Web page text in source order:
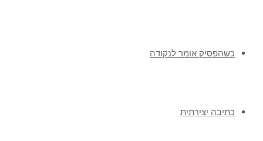
כשהפסיק אומר לנקודה
כתיבה יצירתית